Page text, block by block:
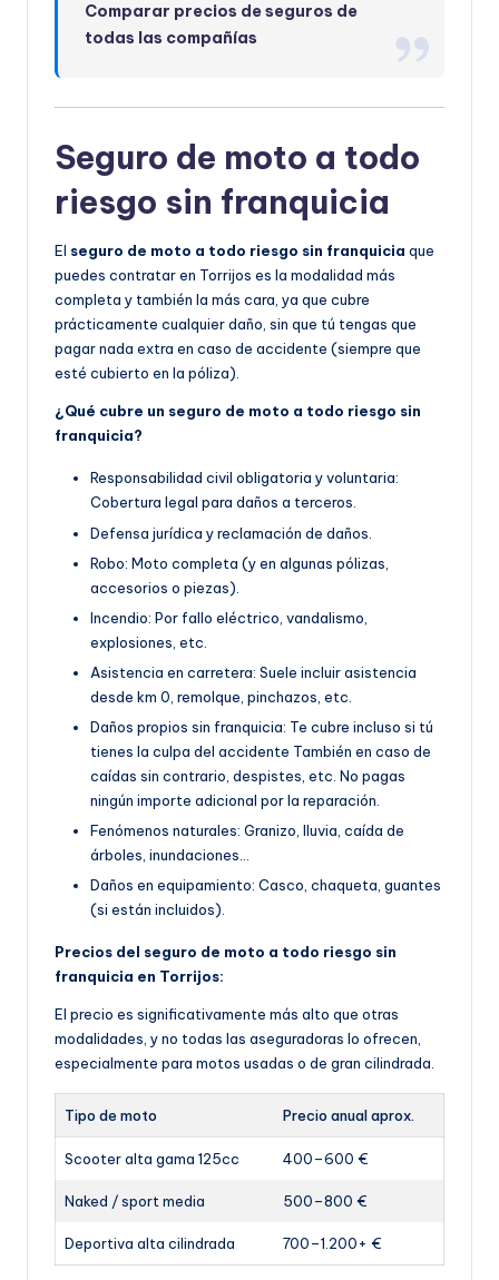
Comparar precios de seguros de
todas las compañías
Seguro de moto a todo
riesgo sin franquicia
El seguro de moto a todo riesgo sin franquicia que
puedes contratar en Torrijos es la modalidad más
completa y también la más cara, ya que cubre
prácticamente cualquier daño, sin que tú tengas que
pagar nada extra en caso de accidente (siempre que
esté cubierto en la póliza).
¿Qué cubre un seguro de moto a todo riesgo sin
franquicia?
Responsabilidad civil obligatoria y voluntaria:
Cobertura legal para daños a terceros.
Defensa jurídica y reclamación de daños.
Robo: Moto completa (y en algunas pólizas,
accesorios o piezas).
Incendio: Por fallo eléctrico, vandalismo,
explosiones, etc.
Asistencia en carretera: Suele incluir asistencia
desde km 0, remolque, pinchazos, etc.
Daños propios sin franquicia: Te cubre incluso si tú
tienes la culpa del accidente También en caso de
caídas sin contrario, despistes, etc. No pagas
ningún importe adicional por la reparación.
Fenómenos naturales: Granizo, lluvia, caída de
árboles, inundaciones…
Daños en equipamiento: Casco, chaqueta, guantes
(si están incluidos).
Precios del seguro de moto a todo riesgo sin
franquicia en Torrijos:
El precio es significativamente más alto que otras
modalidades, y no todas las aseguradoras lo ofrecen,
especialmente para motos usadas o de gran cilindrada.
Tipo de moto Precio anual aprox.
Scooter alta gama 125cc 400–600 €
Naked / sport media 500–800 €
Deportiva alta cilindrada 700–1.200+ €